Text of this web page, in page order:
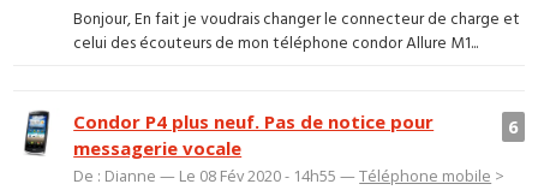
Bonjour, En fait je voudrais changer le connecteur de charge et
celui des écouteurs de mon téléphone condor Allure M1...
6
Condor P4 plus neuf. Pas de notice pour
messagerie vocale
De : Dianne — Le 08 Fév 2020 - 14h55 —Téléphone mobile >